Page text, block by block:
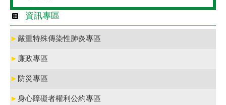
資訊專區
► 嚴重特殊傳染性肺炎專區
► 廉政專區
► 防災專區
►身心障礙者權利公約專區